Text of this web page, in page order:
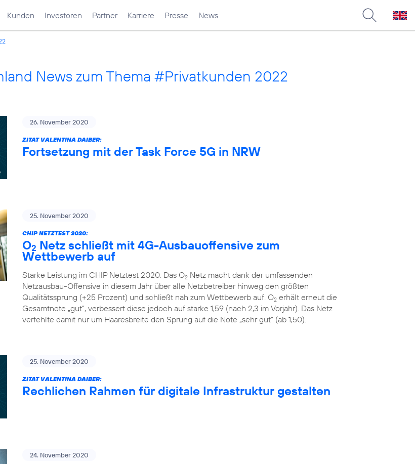
Kunden Investoren Partner Karriere Presse News
News zum Thema #Privatkunden 2022
26. November 2020
ZITAT VALENTINA DAIBER:
Fortsetzung mit der Task Force 5G in NRW
25. November 2020
CHIP NETZTEST 2020:
O2 Netz schließt mit 4G-Ausbauoffensive zum
Wettbewerb auf
Starke Leistung im CHIP Netztest 2020: Das O2 Netz macht dank der umfassenden
Netzausbau-Offensive in diesem Jahr über alle Netzbetreiber hinweg den größten
Qualitätssprung (+25 Prozent) und schließt nah zum Wettbewerb auf. O2 erhält erneut die
Gesamtnote „gut“, verbessert diese jedoch auf starke 1,59 (nach 2,3 im Vorjahr). Das Netz
verfehlte damit nur um Haaresbreite den Sprung auf die Note „sehr gut“ (ab 1,50).
25. November 2020
ZITAT VALENTINA DAIBER:
Rechlichen Rahmen für digitale Infrastruktur gestalten
24. November 2020